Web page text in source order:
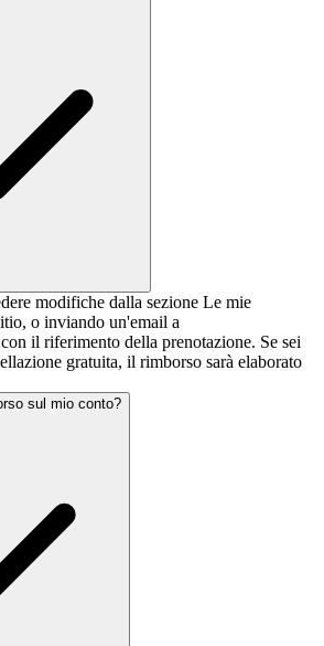
modifiche dalla sezione Le mie
o inviando un'email a
il riferimento della prenotazione. Se sei
gratuita, il rimborso sarà elaborato
sul mio conto?